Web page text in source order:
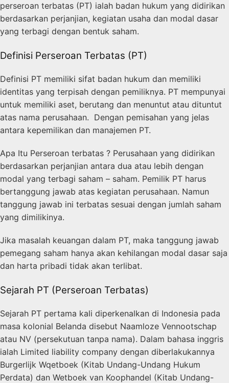
perseroan terbatas (PT) ialah badan hukum yang didirikan
berdasarkan perjanjian, kegiatan usaha dan modal dasar
yang terbagi dengan bentuk saham.
Definisi Perseroan Terbatas (PT)
Definisi PT memiliki sifat badan hukum dan memiliki
identitas yang terpisah dengan pemiliknya. PT mempunyai
untuk memiliki aset, berutang dan menuntut atau dituntut
atas nama perusahaan. Dengan pemisahan yang jelas
antara kepemilikan dan manajemen PT.
Apa Itu Perseroan terbatas ? Perusahaan yang didirikan
berdasarkan perjanjian antara dua atau lebih dengan
modal yang terbagi saham – saham. Pemilik PT harus
bertanggung jawab atas kegiatan perusahaan. Namun
tanggung jawab ini terbatas sesuai dengan jumlah saham
yang dimilikinya.
Jika masalah keuangan dalam PT, maka tanggung jawab
pemegang saham hanya akan kehilangan modal dasar saja
dan harta pribadi tidak akan terlibat.
Sejarah PT (Perseroan Terbatas)
Sejarah PT pertama kali diperkenalkan di Indonesia pada
masa kolonial Belanda disebut Naamloze Vennootschap
atau NV (persekutuan tanpa nama). Dalam bahasa inggris
ialah Limited liability company dengan diberlakukannya
Burgerlijk Wqetboek (Kitab Undang-Undang Hukum
Perdata) dan Wetboek van Koophandel (Kitab Undang-